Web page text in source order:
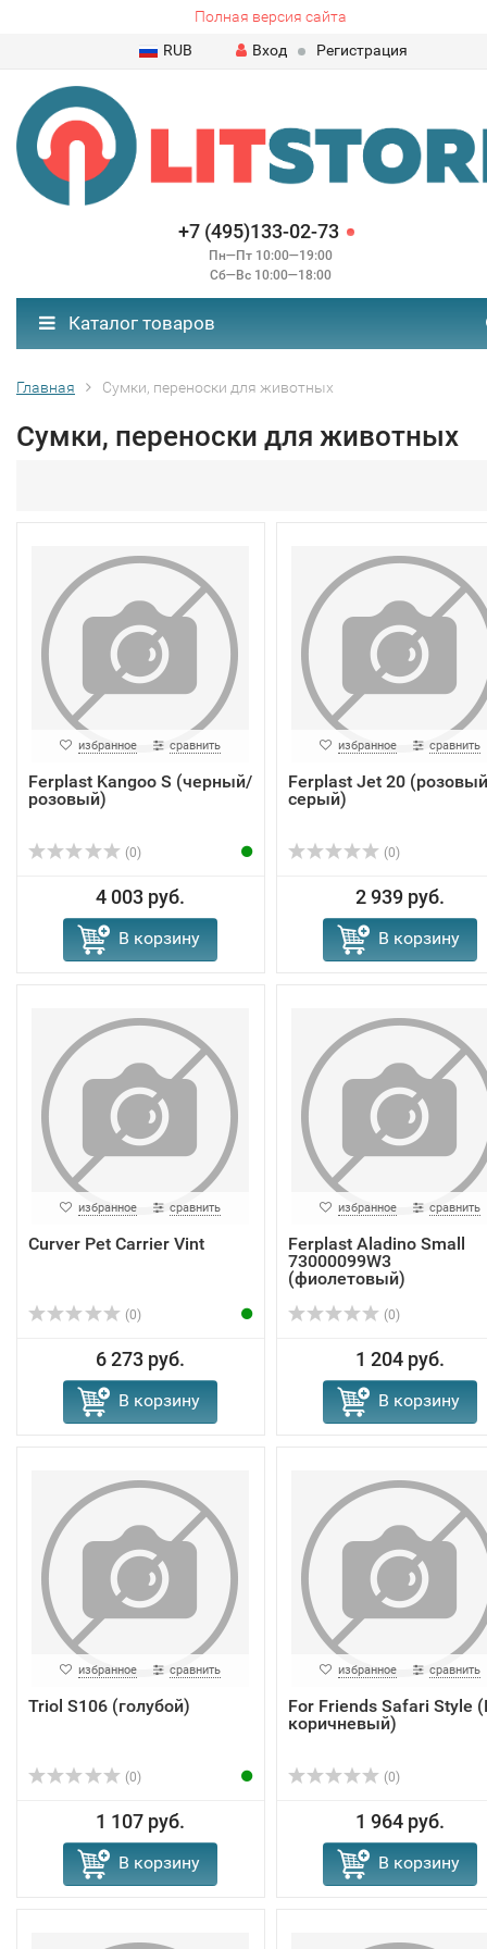
Полная версия сайта
RUB
Вход Регистрация
+7 (495)133-02-73
Пн—Пт 10:00—19:00
Сб—Вс 10:00—18:00
Каталог товаров
Главная Сумки, переноски для животных
Сумки, переноски для животных
избранное сравнить
Ferplast Kangoo S (черный/
розовый)
(0)
4 003 руб.
В корзину
избранное сравнить
Ferplast Jet 20
серый)
(0)
2 939 руб.
В корзину
избранное сравнить
Curver Pet Carrier Vint
(0)
6 273 руб.
В корзину
избранное сравнить
Ferplast Aladino Small
73000099W3
(фиолетовый)
(0)
1 204 руб.
В корзину
избранное сравнить
Triol S106 (голубой)
(0)
1 107 руб.
В корзину
избранное сравнить
For Friends Safari Style
коричневый)
(0)
1 964 руб.
В корзину